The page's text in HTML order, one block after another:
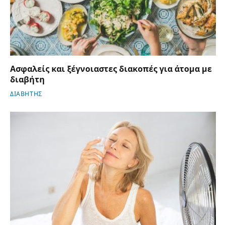
Ασφαλείς και ξέγνοιαστες διακοπές για άτομα με
διαβήτη
ΔΙΑΒΗΤΗΣ